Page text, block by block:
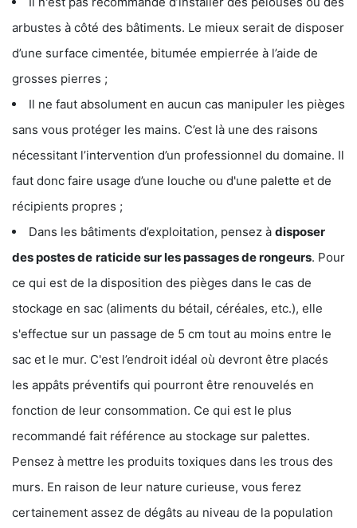
arbustes à côté des bâtiments. Le mieux serait de disposer
d’une surface cimentée, bitumée empierrée à l’aide de
grosses pierres ;
Il ne faut absolument en aucun cas manipuler les pièges
sans vous protéger les mains. C’est là une des raisons
nécessitant l’intervention d’un professionnel du domaine. Il
faut donc faire usage d’une louche ou d'une palette et de
récipients propres ;
Dans les bâtiments d’exploitation, pensez à disposer
des postes de raticide sur les passages de rongeurs. Pour
ce qui est de la disposition des pièges dans le cas de
stockage en sac (aliments du bétail, céréales, etc.), elle
s'effectue sur un passage de 5 cm tout au moins entre le
sac et le mur. C'est l’endroit idéal où devront être placés
les appâts préventifs qui pourront être renouvelés en
fonction de leur consommation. Ce qui est le plus
recommandé fait référence au stockage sur palettes.
Pensez à mettre les produits toxiques dans les trous des
murs. En raison de leur nature curieuse, vous ferez
certainement assez de dégâts au niveau de la population